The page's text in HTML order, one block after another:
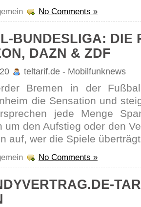
No Comments »
BUNDESLIGA: DIE
DAZN & ZDF
teltarif.de - Mobilfunknews
Bremen in der
die Sensa­tion und
jede Menge
um den Aufstieg oder den
auf, wer die Spiele
No Comments »